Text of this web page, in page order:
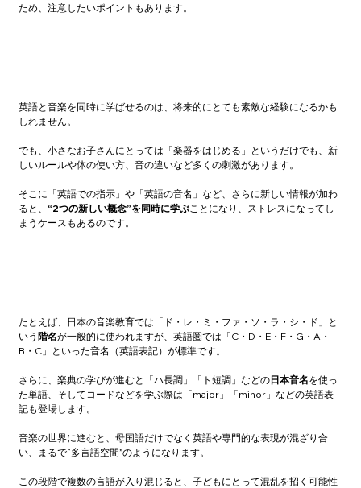
ため、注意したいポイントもあります。
英語と音楽を同時に学ばせるのは、将来的にとても素敵な経験になるかも
しれません。
でも、小さなお子さんにとっては「楽器をはじめる」というだけでも、新
しいルールや体の使い方、音の違いなど多くの刺激があります。
そこに「英語での指示」や「英語の音名」など、さらに新しい情報が加わ
ると、 “2つの新しい概念”を同時に学ぶことになり、ストレスになってし
まうケースもあるのです。
たとえば、日本の音楽教育では「ド・レ・ミ・ファ・ソ・ラ・シ・ド」と
いう 階名が一般的に使われますが、英語圏では「C・D・E・F・G・A・
B・C」といった音名（英語表記）が標準です。
さらに、楽典の学びが進むと「ハ長調」「ト短調」などの日本音名を使っ
た単語、そしてコードなどを学ぶ際は「major」「minor」などの英語表
記も登場します。
音楽の世界に進むと、母国語だけでなく英語や専門的な表現が混ざり合
い、まるで“多言語空間”のようになります。
この段階で複数の言語が入り混じると、子どもにとって混乱を招く可能性